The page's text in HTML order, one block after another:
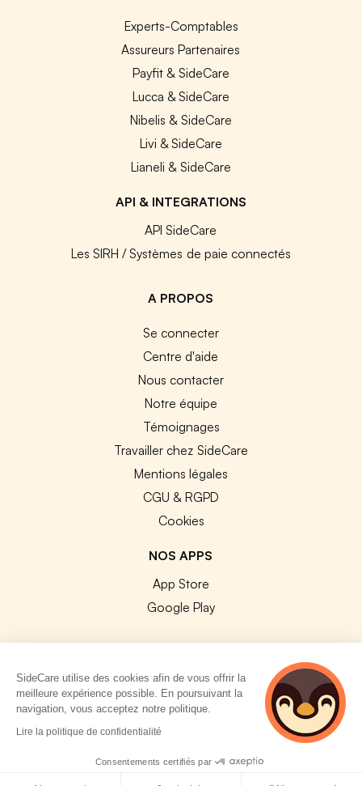
Experts-Comptables
Assureurs Partenaires
Payfit & SideCare
Lucca & SideCare
Nibelis & SideCare
Livi & SideCare
Lianeli & SideCare
API & INTEGRATIONS
API SideCare
Les SIRH / Systèmes de paie connectés
A PROPOS
Se connecter
Centre d'aide
Nous contacter
Notre équipe
Témoignages
Travailler chez SideCare
Mentions légales
CGU & RGPD
Cookies
NOS APPS
App Store
Google Play
© 2026 SideCare. Tous droits réservés.
SideCare utilise des cookies afin de vous offrir la
meilleure expérience possible. En poursuivant la
navigation, vous acceptez notre politique.
Lire la politique de confidentialité
Consentements certifiés par
4 personnes
consultent
actuellement cette